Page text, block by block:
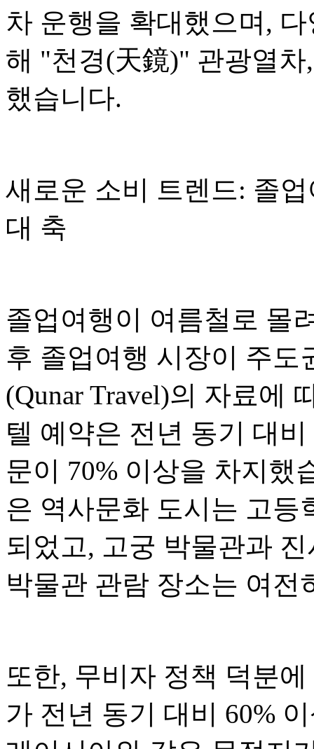
차 운행을 확대했으며,
해 "천경(天鏡)" 관광열
했습니다.
새로운 소비 트렌드: 졸
대 축
졸업여행이 여름철로 몰
후 졸업여행 시장이 주도
(Qunar Travel)의 자료에
텔 예약은 전년 동기 대
문이 70% 이상을 차지했
은 역사문화 도시는 고등
되었고, 고궁 박물관과
박물관 관람 장소는 여전
또한, 무비자 정책 덕분
가 전년 동기 대비 60%